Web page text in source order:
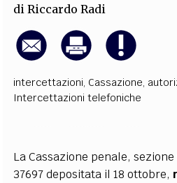
diRiccardo Radi
intercettazioni, Cassazione,
Intercettazioni telefoniche
La Cassazione penale,
37697 depositata il 18 ottobre,